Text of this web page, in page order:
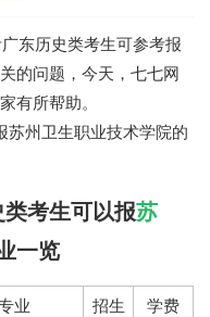
东历史类考生可参考报
的问题，今天，七七网
有所帮助。
考生可以报苏
一览
业
招生
学费